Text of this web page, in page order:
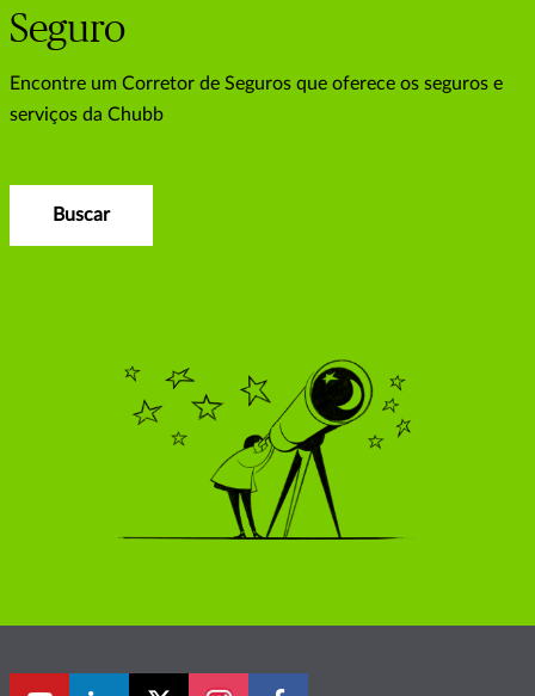
Seguro
Encontre um Corretor de Seguros que oferece os seguros e
serviços da Chubb
Buscar